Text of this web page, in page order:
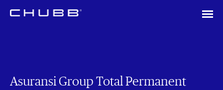
Asuransi Group Total Permanent